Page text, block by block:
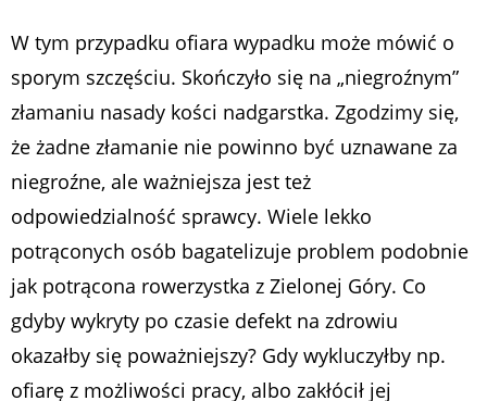
W tym przypadku ofiara wypadku może mówić o
sporym szczęściu. Skończyło się na „niegroźnym”
złamaniu nasady kości nadgarstka. Zgodzimy się,
że żadne złamanie nie powinno być uznawane za
niegroźne, ale ważniejsza jest też
odpowiedzialność sprawcy. Wiele lekko
potrąconych osób bagatelizuje problem podobnie
jak potrącona rowerzystka z Zielonej Góry. Co
gdyby wykryty po czasie defekt na zdrowiu
okazałby się poważniejszy? Gdy wykluczyłby np.
ofiarę z możliwości pracy, albo zakłócił jej